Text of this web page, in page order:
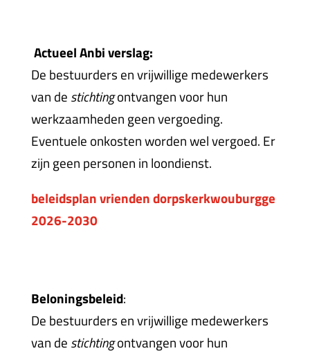
Actueel Anbi verslag:
De bestuurders en vrijwillige medewerkers
van de stichtingontvangen voor hun
werkzaamheden geen vergoeding.
Eventuele onkosten worden wel vergoed. Er
zijn geen personen in loondienst.
beleidsplan vrienden dorpskerkwouburgge
2026-2030
Beloningsbeleid:
De bestuurders en vrijwillige medewerkers
van de stichtingontvangen voor hun